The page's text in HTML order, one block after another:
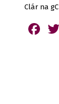
Clár na